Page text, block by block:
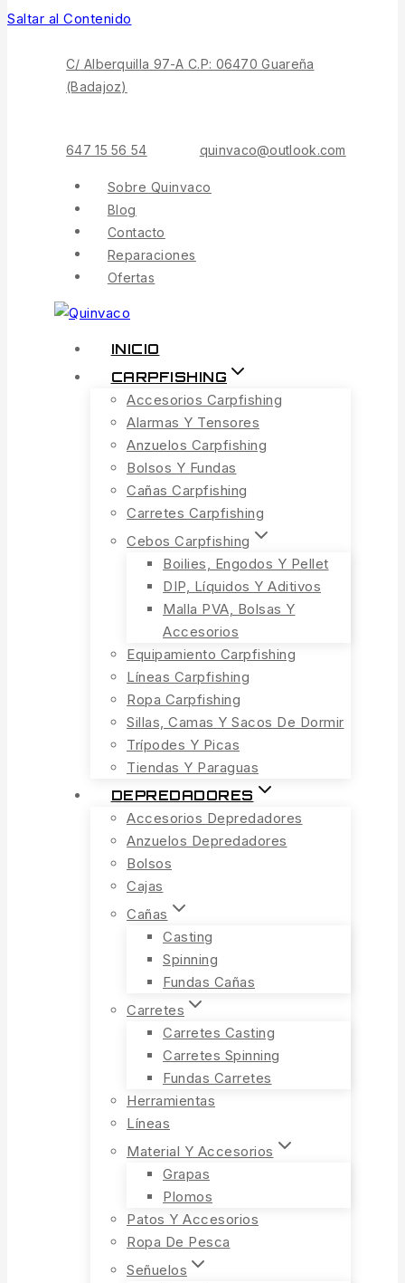
Saltar al Contenido
C/ Alberquilla 97-A C.P: 06470 Guareña
(Badajoz)
647 15 56 54 quinvaco@outlook.com
Sobre Quinvaco
Blog
Contacto
Reparaciones
Ofertas
INICIO
CARPFISHING
Accesorios Carpfishing
Alarmas Y Tensores
Anzuelos Carpfishing
Bolsos Y Fundas
Cañas Carpfishing
Carretes Carpfishing
Cebos Carpfishing
Boilies, Engodos Y Pellet
DIP, Líquidos Y Aditivos
Malla PVA, Bolsas Y
Accesorios
Equipamiento Carpfishing
Líneas Carpfishing
Ropa Carpfishing
Sillas, Camas Y Sacos De Dormir
Trípodes Y Picas
Tiendas Y Paraguas
DEPREDADORES
Accesorios Depredadores
Anzuelos Depredadores
Bolsos
Cajas
Cañas
Casting
Spinning
Fundas Cañas
Carretes
Carretes Casting
Carretes Spinning
Fundas Carretes
Herramientas
Líneas
Material Y Accesorios
Grapas
Plomos
Patos Y Accesorios
Ropa De Pesca
Señuelos